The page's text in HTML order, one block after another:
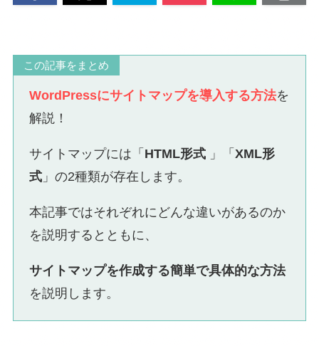
この記事をまとめ
WordPressにサイトマップを導入する方法を
解説！
サイトマップには「 HTML形式 」「XML形
式 」の2種類が存在します。
本記事ではそれぞれにどんな違いがあるのか
を説明するとともに、
サイトマップを作成する簡単で具体的な方法
を説明します。